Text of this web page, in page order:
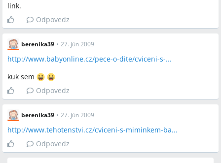
link.
Odpovedz
berenika39 • 27. jún 2009
http://www.babyonline.cz/pece-o-dite/cviceni-s-...
kuk sem
Odpovedz
berenika39 • 27. jún 2009
http://www.tehotenstvi.cz/cviceni-s-miminkem-ba...
Odpovedz